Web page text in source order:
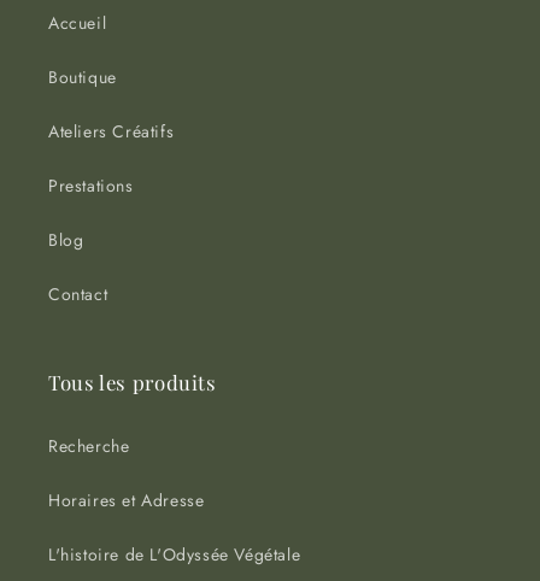
Accueil
Boutique
Ateliers Créatifs
Prestations
Blog
Contact
Tous les produits
Recherche
Horaires et Adresse
L'histoire de L'Odyssée Végétale